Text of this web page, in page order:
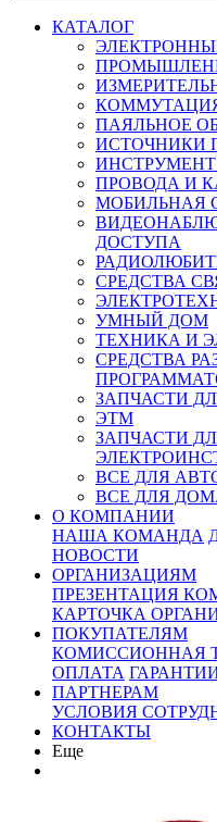
КАТАЛОГ
ПАЯЛЬНОЕ
ИСТОЧНИКИ
ПРОВОДА И
МОБИЛЬНАЯ
ДОСТУПА
СРЕДСТВА
УМНЫЙ ДОМ
ТЕХНИКА И
СРЕДСТВА
ЗАПЧАСТИ
ЭТМ
ЗАПЧАСТИ
ВСЕ ДЛЯ
ВСЕ ДЛЯ
О КОМПАНИИ
НАША КОМАНДА
НОВОСТИ
ОРГАНИЗАЦИЯМ
ПРЕЗЕНТАЦИЯ
КАРТОЧКА
ПОКУПАТЕЛЯМ
КОМИССИОННАЯ
ОПЛАТА
ПАРТНЕРАМ
УСЛОВИЯ
КОНТАКТЫ
Еще